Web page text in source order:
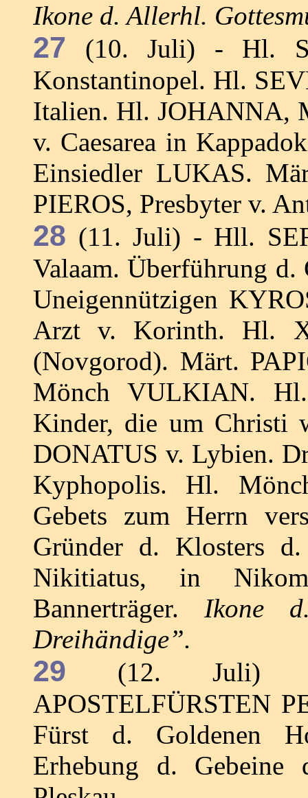
Ikone d. Allerhl.
27 (10. Juli) - Hl.
Konstantinopel. Hl.
Italien. Hl. JOHANNA,
v. Caesarea in
Einsiedler LUKAS.
PIEROS, Presbyter v.
28 (11. Juli) - Hll.
Valaam. Überführung
Uneigennützigen
Arzt v. Korinth. Hl.
(Novgorod). Märt.
Mönch VULKIAN.
Kinder, die um Christi
DONATUS v. Lybien.
Kyphopolis. Hl.
Gebets zum Herrn
Gründer d. Klosters
Nikitiatus, in
Bannerträger. Ikone
Dreihändige”.
29 (12. Juli) -
APOSTELFÜRSTEN
Fürst d. Goldenen
Erhebung d.